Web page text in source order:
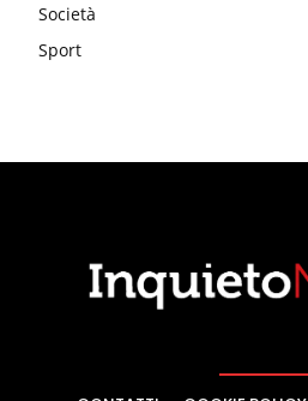
Società
Sport